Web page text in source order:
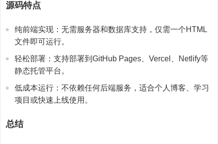
源码特点
纯前端实现：无需服务器和数据库支持，仅需一个HTML
文件即可运行。
轻松部署：支持部署到GitHub Pages、Vercel、Netlify等
静态托管平台。
低成本运行：不依赖任何后端服务，适合个人博客、学习
项目或快速上线使用。
总结